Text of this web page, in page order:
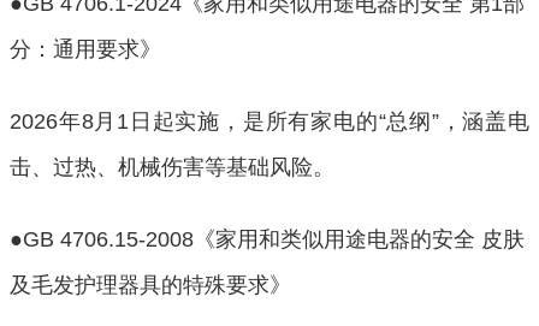
分：通用要求》
2026年8月1日起实施，是所有家电的“总纲”，涵盖电
击、过热、机械伤害等基础风险。
●GB 4706.15-2008《家用和类似用途电器的安全 皮肤
及毛发护理器具的特殊要求》